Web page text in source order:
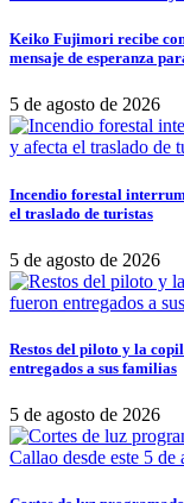
Keiko Fujimori recibe
mensaje de esperanza
5 de agosto de 2026
Incendio forestal
el traslado de turistas
5 de agosto de 2026
Restos del piloto y la
entregados a sus familias
5 de agosto de 2026